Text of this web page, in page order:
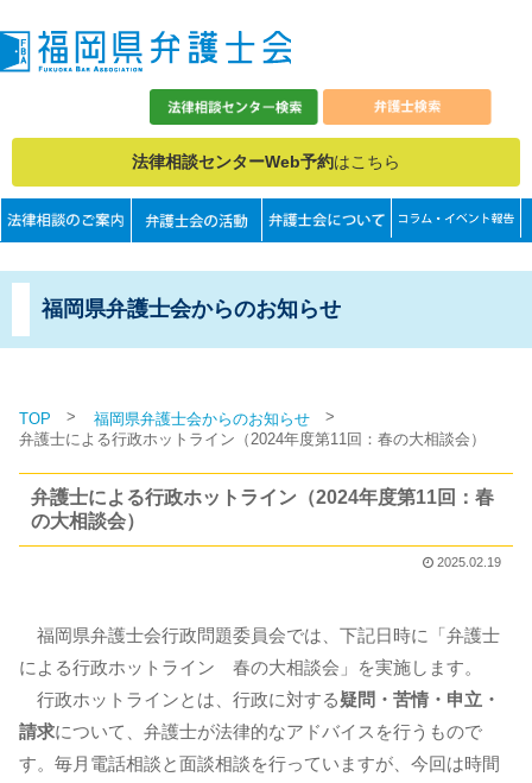
法律相談センターWeb予約はこちら
福岡県弁護士会からのお知らせ
TOP > 福岡県弁護士会からのお知らせ >
弁護士による行政ホットライン（2024年度第11回：春の大相談会）
弁護士による行政ホットライン（2024年度第11回：春
の大相談会）
2025.02.19
福岡県弁護士会行政問題委員会では、下記日時に「弁護士
による行政ホットライン 春の大相談会」を実施します。
行政ホットラインとは、行政に対する疑問・苦情・申立・
請求について、弁護士が法律的なアドバイスを行うもので
す。毎月電話相談と面談相談を行っていますが、今回は時間